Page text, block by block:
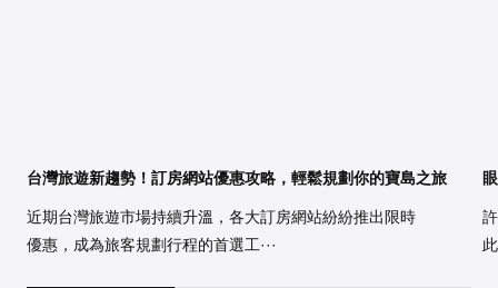
台灣旅遊新趨勢！訂房網站優惠攻略，輕鬆規劃你的寶島之旅
近期台灣旅遊市場持續升溫，各大訂房網站紛紛推出限時
優惠，成為旅客規劃行程的首選工···